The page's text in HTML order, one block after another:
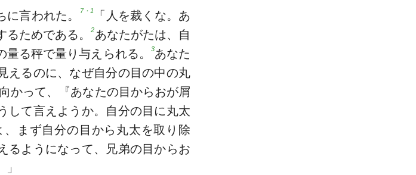
言われた。 7・1
「人を裁くな。あ
るためである。2あなたがたは、自
る秤で量り与えられる。
3あなた
えるのに、なぜ自分の目の中の丸
かって、『あなたの目からおが屑
して言えようか。自分の目に丸太
、まず自分の目から丸太を取り除
るようになって、兄弟の目からお